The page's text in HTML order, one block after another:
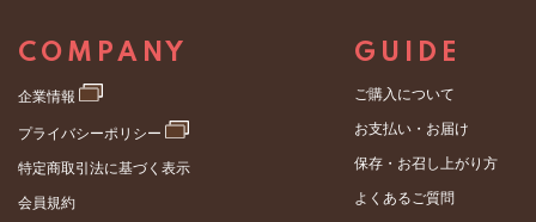
GUIDE
ご購入について
お支払い・お届け
保存・お召し上がり方
よくあるご質問
COMPANY
企業情報
プライバシーポリシー
特定商取引法に基づく表示
会員規約